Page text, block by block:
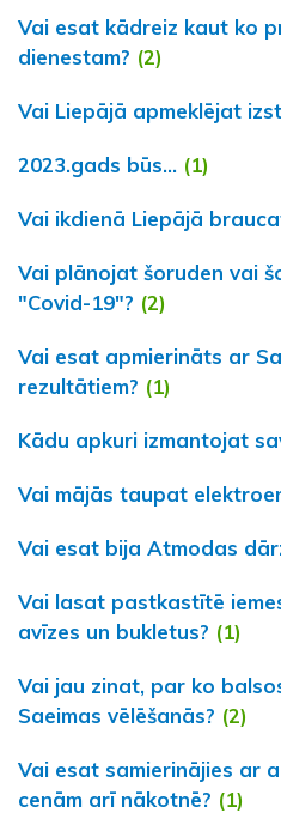
Vai esat kādreiz kaut ko
dienestam? (2)
Vai Liepājā apmeklējat
2023.gads būs... (1)
Vai ikdienā Liepājā
Vai plānojat šoruden vai
"Covid-19"? (2)
Vai esat apmierināts ar
rezultātiem? (1)
Kādu apkuri izmantojat
Vai mājās taupat
Vai esat bija Atmodas
Vai lasat pastkastītē
avīzes un bukletus? (1)
Vai jau zinat, par ko
Saeimas vēlēšanās? (2)
Vai esat samierinājies ar
cenām arī nākotnē? (1)